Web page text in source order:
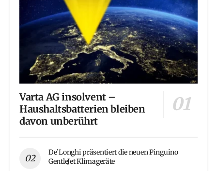
Varta AG insolvent –
Haushaltsbatterien bleiben
davon unberührt
De’Longhi präsentiert die neuen Pinguino
GentleJet Klimageräte